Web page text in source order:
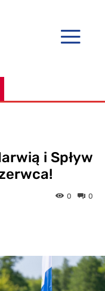
i Spływ
0
0